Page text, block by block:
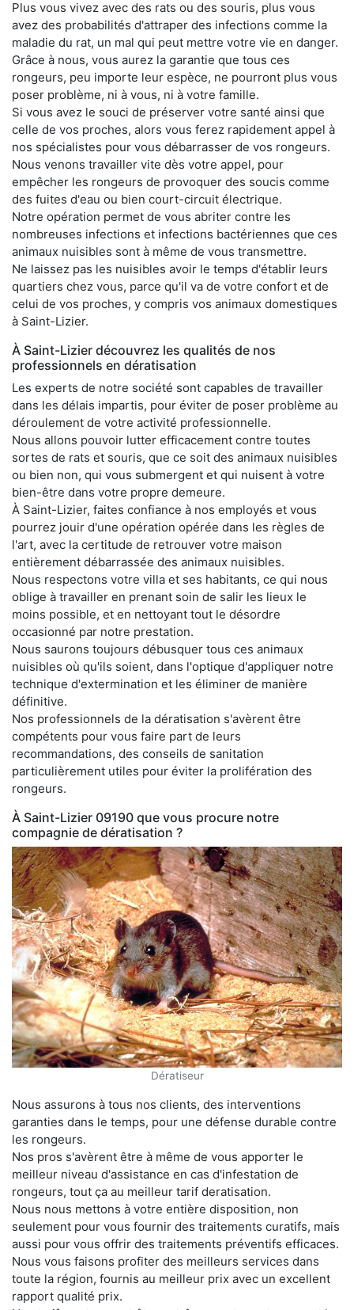
Plus vous vivez avec des rats ou des souris, plus vous
avez des probabilités d'attraper des infections comme la
maladie du rat, un mal qui peut mettre votre vie en danger.
Grâce à nous, vous aurez la garantie que tous ces
rongeurs, peu importe leur espèce, ne pourront plus vous
poser problème, ni à vous, ni à votre famille.
Si vous avez le souci de préserver votre santé ainsi que
celle de vos proches, alors vous ferez rapidement appel à
nos spécialistes pour vous débarrasser de vos rongeurs.
Nous venons travailler vite dès votre appel, pour
empêcher les rongeurs de provoquer des soucis comme
des fuites d'eau ou bien court-circuit électrique.
Notre opération permet de vous abriter contre les
nombreuses infections et infections bactériennes que ces
animaux nuisibles sont à même de vous transmettre.
Ne laissez pas les nuisibles avoir le temps d'établir leurs
quartiers chez vous, parce qu'il va de votre confort et de
celui de vos proches, y compris vos animaux domestiques
à Saint-Lizier.
À Saint-Lizier découvrez les qualités de nos
professionnels en dératisation
Les experts de notre société sont capables de travailler
dans les délais impartis, pour éviter de poser problème au
déroulement de votre activité professionnelle.
Nous allons pouvoir lutter efficacement contre toutes
sortes de rats et souris, que ce soit des animaux nuisibles
ou bien non, qui vous submergent et qui nuisent à votre
bien-être dans votre propre demeure.
À Saint-Lizier, faites confiance à nos employés et vous
pourrez jouir d'une opération opérée dans les règles de
l'art, avec la certitude de retrouver votre maison
entièrement débarrassée des animaux nuisibles.
Nous respectons votre villa et ses habitants, ce qui nous
oblige à travailler en prenant soin de salir les lieux le
moins possible, et en nettoyant tout le désordre
occasionné par notre prestation.
Nous saurons toujours débusquer tous ces animaux
nuisibles où qu'ils soient, dans l'optique d'appliquer notre
technique d'extermination et les éliminer de manière
définitive.
Nos professionnels de la dératisation s'avèrent être
compétents pour vous faire part de leurs
recommandations, des conseils de sanitation
particulièrement utiles pour éviter la prolifération des
rongeurs.
À Saint-Lizier 09190 que vous procure notre
compagnie de dératisation ?
Dératiseur
Nous assurons à tous nos clients, des interventions
garanties dans le temps, pour une défense durable contre
les rongeurs.
Nos pros s'avèrent être à même de vous apporter le
meilleur niveau d'assistance en cas d'infestation de
rongeurs, tout ça au meilleur tarif deratisation.
Nous nous mettons à votre entière disposition, non
seulement pour vous fournir des traitements curatifs, mais
aussi pour vous offrir des traitements préventifs efficaces.
Nous vous faisons profiter des meilleurs services dans
toute la région, fournis au meilleur prix avec un excellent
rapport qualité prix.